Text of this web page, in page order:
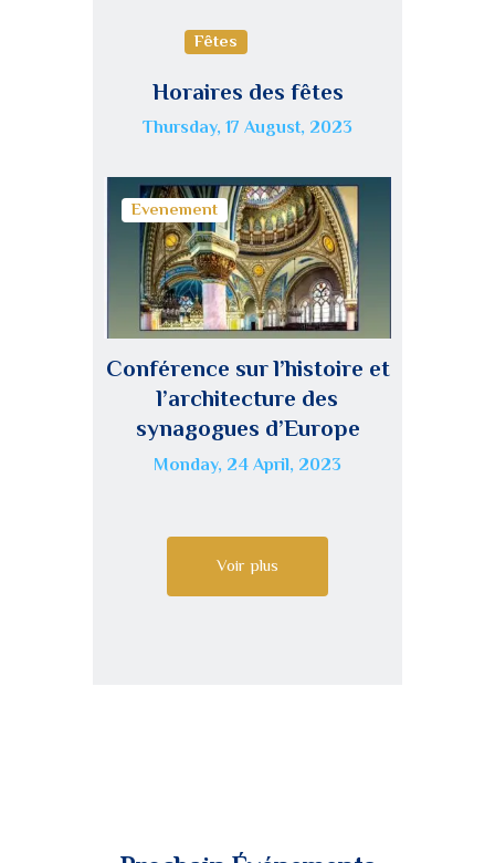
Fêtes
Horaires des fêtes
Thursday, 17 August, 2023
Evenement
Conférence sur l’histoire et
l’architecture des
synagogues d’Europe
Monday, 24 April, 2023
Voir plus